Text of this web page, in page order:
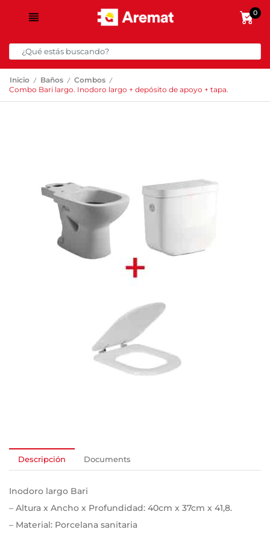
0
Inicio / Baños / Combos /
Combo Bari largo. Inodoro largo + depósito de apoyo + tapa.
Descripción Documents
Inodoro largo Bari
– Altura x Ancho x Profundidad: 40cm x 37cm x 41,8.
– Material: Porcelana sanitaria